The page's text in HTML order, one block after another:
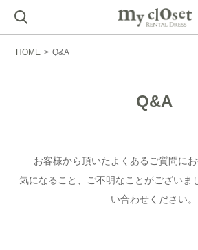
HOME > Q&A
Q&A
お客様から頂いたよくあるご質問にお
気になること、ご不明なことがございま
い合わせください。​